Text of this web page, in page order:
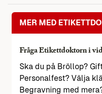
MER MED
Fråga Etikettdoktorn i
Ska du på Bröllop?
Personalfest? Välja
Begravning med